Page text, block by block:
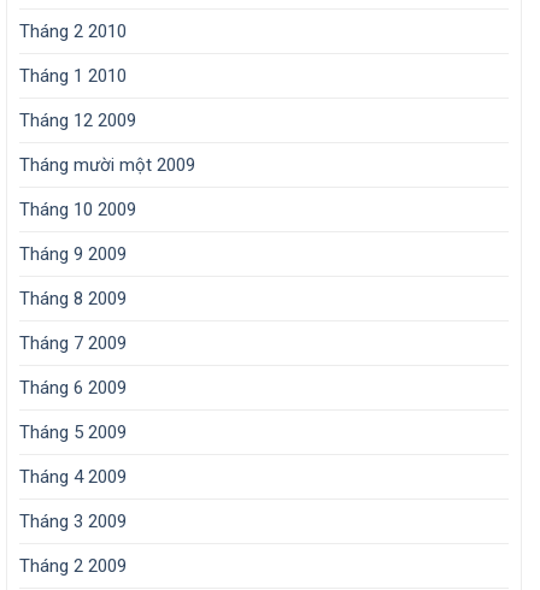
Tháng 2 2010
Tháng 1 2010
Tháng 12 2009
Tháng mười một 2009
Tháng 10 2009
Tháng 9 2009
Tháng 8 2009
Tháng 7 2009
Tháng 6 2009
Tháng 5 2009
Tháng 4 2009
Tháng 3 2009
Tháng 2 2009